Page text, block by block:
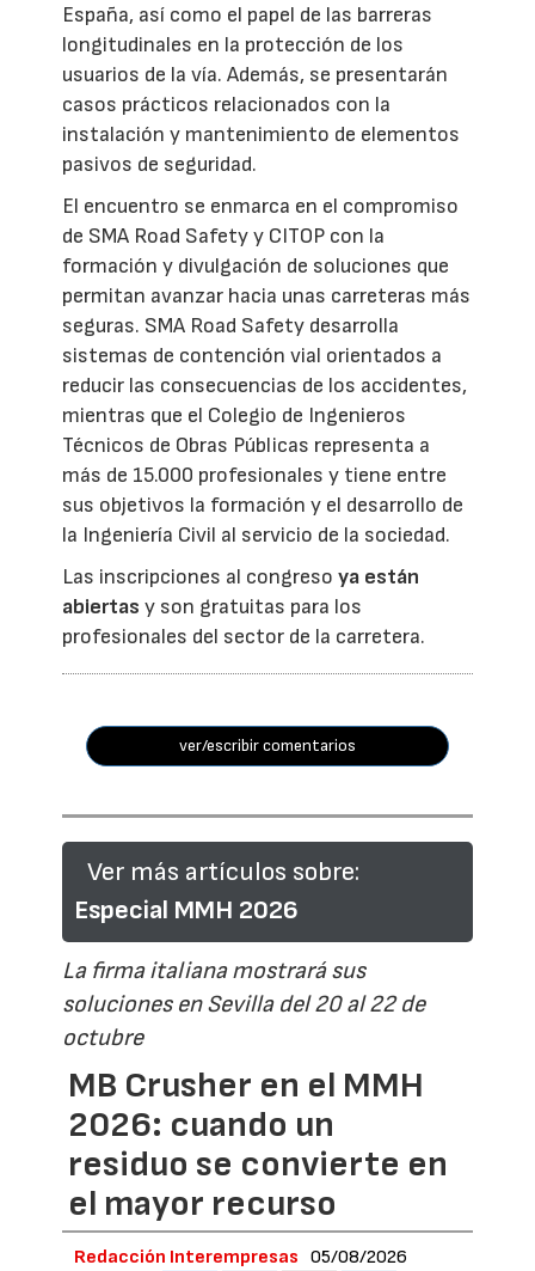
España, así como el papel de las barreras
longitudinales en la protección de los
usuarios de la vía. Además, se presentarán
casos prácticos relacionados con la
instalación y mantenimiento de elementos
pasivos de seguridad.
El encuentro se enmarca en el compromiso
de SMA Road Safety y CITOP con la
formación y divulgación de soluciones que
permitan avanzar hacia unas carreteras más
seguras. SMA Road Safety desarrolla
sistemas de contención vial orientados a
reducir las consecuencias de los accidentes,
mientras que el Colegio de Ingenieros
Técnicos de Obras Públicas representa a
más de 15.000 profesionales y tiene entre
sus objetivos la formación y el desarrollo de
la Ingeniería Civil al servicio de la sociedad.
Las inscripciones al congresoya están
abiertas y son gratuitas para los
profesionales del sector de la carretera.
ver/escribir comentarios
Ver más artículos sobre:
Especial MMH 2026
La firma italiana mostrará sus
soluciones en Sevilla del 20 al 22 de
octubre
MB Crusher en el MMH
2026: cuando un
residuo se convierte en
el mayor recurso
Redacción Interempresas 05/08/2026